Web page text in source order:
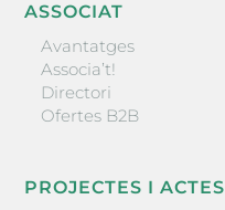
ASSOCIAT
Avantatges
Associa’t!
Directori
Ofertes B2B
PROJECTES I ACTES